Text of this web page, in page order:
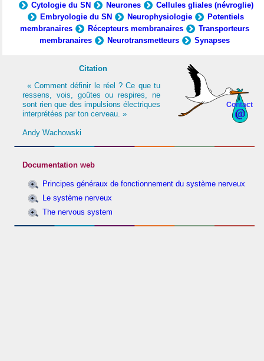
Cytologie du SN
Neurones
Cellules gliales (névroglie)
Embryologie du SN
Neurophysiologie
Potentiels
membranaires
Récepteurs membranaires
Transporteurs
membranaires
Neurotransmetteurs Synapses
Contact
Citation
« Comment définir le réel ? Ce que tu
ressens, vois, goûtes ou respires, ne
sont rien que des impulsions électriques
interprétées par ton cerveau. »
Andy Wachowski
Documentation web
Principes généraux de fonctionnement du système nerveux
Le système nerveux
The nervous system